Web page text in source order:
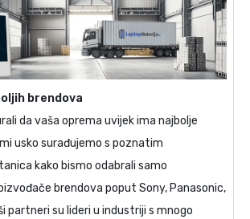
brendova
da vaša oprema uvijek ima najbolje
usko surađujemo s poznatim
kako bismo odabrali samo
brendova poput Sony, Panasonic,
partneri su lideri u industriji s mnogo